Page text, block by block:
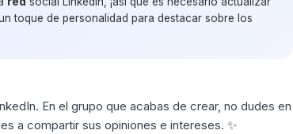
toque de personalidad para destacar sobre los
En el grupo que acabas de crear, no dudes en
a compartir sus opiniones e intereses. ✨